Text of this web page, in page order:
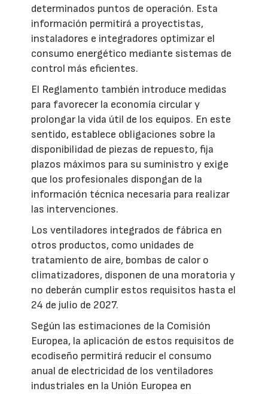
determinados puntos de operación. Esta
información permitirá a proyectistas,
instaladores e integradores optimizar el
consumo energético mediante sistemas de
control más eficientes.
El Reglamento también introduce medidas
para favorecer la economía circular y
prolongar la vida útil de los equipos. En este
sentido, establece obligaciones sobre la
disponibilidad de piezas de repuesto, fija
plazos máximos para su suministro y exige
que los profesionales dispongan de la
información técnica necesaria para realizar
las intervenciones.
Los ventiladores integrados de fábrica en
otros productos, como unidades de
tratamiento de aire, bombas de calor o
climatizadores, disponen de una moratoria y
no deberán cumplir estos requisitos hasta el
24 de julio de 2027.
Según las estimaciones de la Comisión
Europea, la aplicación de estos requisitos de
ecodiseño permitirá reducir el consumo
anual de electricidad de los ventiladores
industriales en la Unión Europea en